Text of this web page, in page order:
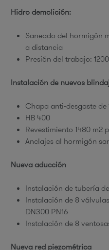
Hidro demolición:
Saneado del hormigón
a distancia
Presión del trabajo:
Instalación de nuevos
Chapa anti-desgaste de
HB 400
Revestimiento 1480 m2
Anclajes al hormigón
Nueva aducción
Instalación de tubería
Instalación de 8
DN300 PN16
Instalación de 8
Nueva red piezométrica